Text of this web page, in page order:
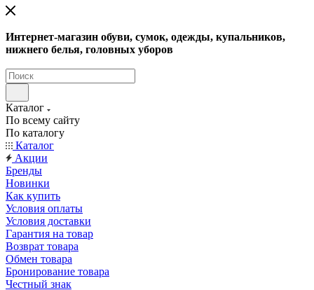
Интернет-магазин обуви, сумок, одежды, купальников,
нижнего белья, головных уборов
Каталог
По всему сайту
По каталогу
Каталог
Акции
Бренды
Новинки
Как купить
Условия оплаты
Условия доставки
Гарантия на товар
Возврат товара
Обмен товара
Бронирование товара
Честный знак